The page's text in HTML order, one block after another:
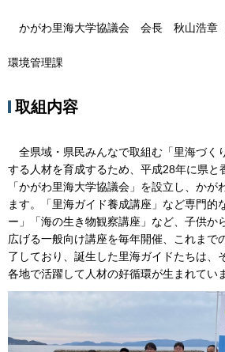
かがわ里海大学協議会 会長 秋山浩章（
協議会事務局
環境管理課
取組内容
全県域・県民みんなで取組む「里海づく
する人材を育成するため、平成28年に県と
「かがわ里海大学協議会」を設立し、かが
ます。「里海ガイド養成講座」など専門的
ー」「海の生き物観察講座」など、子供か
広げる一般向け講座を毎年開催、これまで
了しており、誕生した里海ガイドたちは、
各地で活躍して人材の好循環が生まれてい